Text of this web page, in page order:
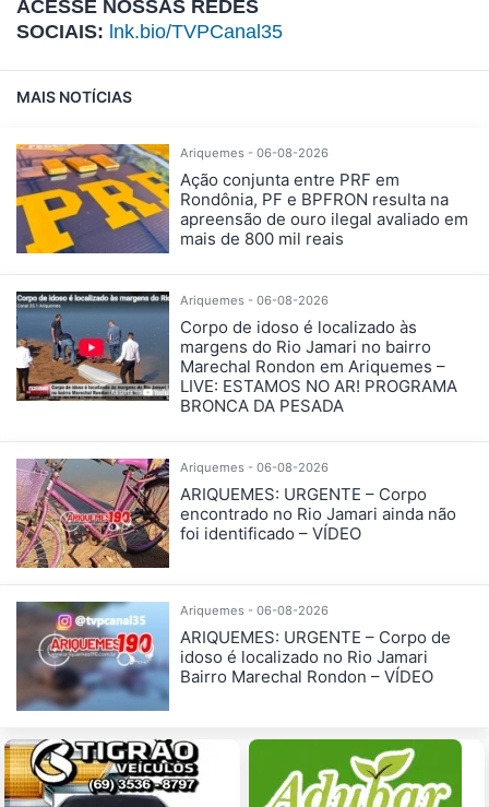
ACESSE NOSSAS REDES
SOCIAIS: lnk.bio/TVPCanal35
MAIS NOTÍCIAS
Ariquemes - 06-08-2026
Ação conjunta entre PRF em
Rondônia, PF e BPFRON resulta na
apreensão de ouro ilegal avaliado em
mais de 800 mil reais
Ariquemes - 06-08-2026
Corpo de idoso é localizado às
margens do Rio Jamari no bairro
Marechal Rondon em Ariquemes –
LIVE: ESTAMOS NO AR! PROGRAMA
BRONCA DA PESADA
Ariquemes - 06-08-2026
ARIQUEMES: URGENTE – Corpo
encontrado no Rio Jamari ainda não
foi identificado – VÍDEO
Ariquemes - 06-08-2026
ARIQUEMES: URGENTE – Corpo de
idoso é localizado no Rio Jamari
Bairro Marechal Rondon – VÍDEO